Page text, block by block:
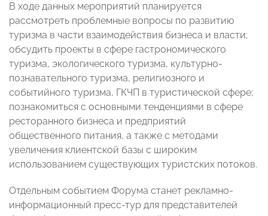
В ходе данных мероприятий планируется
рассмотреть проблемные вопросы по развитию
туризма в части взаимодействия бизнеса и власти;
обсудить проекты в сфере гастрономического
туризма, экологического туризма, культурно-
познавательного туризма, религиозного и
событийного туризма, ГКЧП в туристической сфере;
познакомиться с основными тенденциями в сфере
ресторанного бизнеса и предприятий
общественного питания, а также с методами
увеличения клиентской базы с широким
использованием существующих туристских потоков.
Отдельным событием Форума станет рекламно-
информационный пресс-тур для представителей